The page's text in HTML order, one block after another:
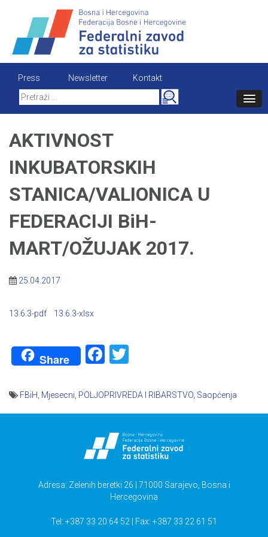
content
Press Newsletter
Kontakt
Search
for:
AKTIVNOST
INKUBATORSKIH
STANICA/VALIONICA U
FEDERACIJI BiH-
MART/OŽUJAK 2017.
25.04.2017
13.6.3-pdf 13.6.3-xlsx
Share Facebook
FBiH Mjesecni POLJOPRIVREDA I RIBARSTVO Saopćenja
Adresa: Zelenih beretki 26 | 71000 Sarajevo, Bosna i
Hercegovina
Tel: +387 33 20 64 52 | Fax: +387 33 22 61 51